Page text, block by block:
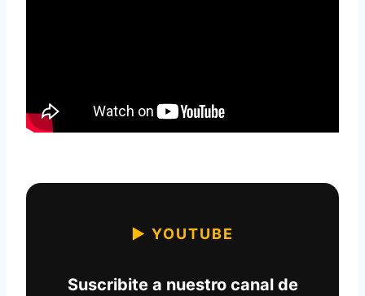
▶ YOUTUBE
Suscribite a nuestro canal de